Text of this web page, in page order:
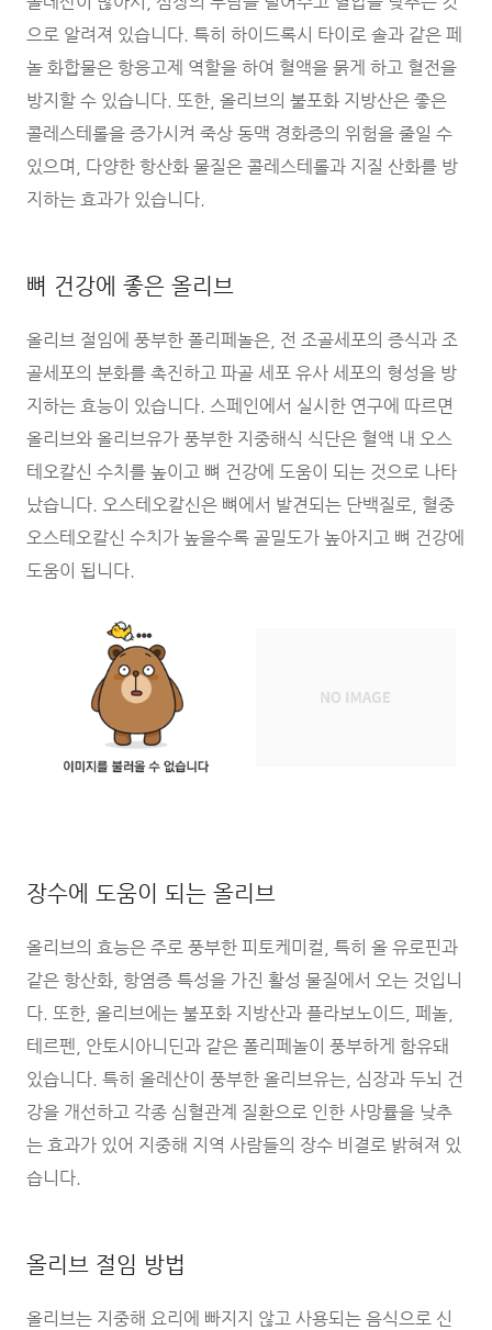
으로 알려져 있습니다. 특히 하이드록시 타이로 솔과 같은 페
놀 화합물은 항응고제 역할을 하여 혈액을 묽게 하고 혈전을
방지할 수 있습니다. 또한, 올리브의 불포화 지방산은 좋은
콜레스테롤을 증가시켜 죽상 동맥 경화증의 위험을 줄일 수
있으며, 다양한 항산화 물질은 콜레스테롤과 지질 산화를 방
지하는 효과가 있습니다.
뼈 건강에 좋은 올리브
올리브 절임에 풍부한 폴리페놀은, 전 조골세포의 증식과 조
골세포의 분화를 촉진하고 파골 세포 유사 세포의 형성을 방
지하는 효능이 있습니다. 스페인에서 실시한 연구에 따르면
올리브와 올리브유가 풍부한 지중해식 식단은 혈액 내 오스
테오칼신 수치를 높이고 뼈 건강에 도움이 되는 것으로 나타
났습니다. 오스테오칼신은 뼈에서 발견되는 단백질로, 혈중
오스테오칼신 수치가 높을수록 골밀도가 높아지고 뼈 건강에
도움이 됩니다.
장수에 도움이 되는 올리브
올리브의 효능은 주로 풍부한 피토케미컬, 특히 올 유로핀과
같은 항산화, 항염증 특성을 가진 활성 물질에서 오는 것입니
다. 또한, 올리브에는 불포화 지방산과 플라보노이드, 페놀,
테르펜, 안토시아니딘과 같은 폴리페놀이 풍부하게 함유돼
있습니다. 특히 올레산이 풍부한 올리브유는, 심장과 두뇌 건
강을 개선하고 각종 심혈관계 질환으로 인한 사망률을 낮추
는 효과가 있어 지중해 지역 사람들의 장수 비결로 밝혀져 있
습니다.
올리브 절임 방법
올리브는 지중해 요리에 빠지지 않고 사용되는 음식으로 신